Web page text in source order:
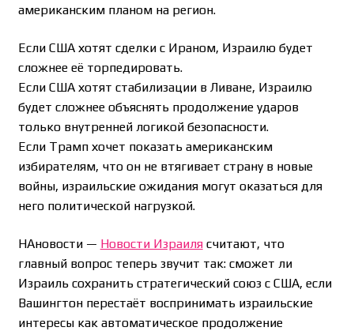
американским планом на регион.
Если США хотят сделки с Ираном, Израилю будет
сложнее её торпедировать.
Если США хотят стабилизации в Ливане, Израилю
будет сложнее объяснять продолжение ударов
только внутренней логикой безопасности.
Если Трамп хочет показать американским
избирателям, что он не втягивает страну в новые
войны, израильские ожидания могут оказаться для
него политической нагрузкой.
НАновости — Новости Израилясчитают, что
главный вопрос теперь звучит так: сможет ли
Израиль сохранить стратегический союз с США, если
Вашингтон перестаёт воспринимать израильские
интересы как автоматическое продолжение